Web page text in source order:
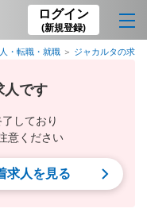
ログイン
(新規登録)
・転職・就職 ジャカルタの求人
人です
しており
意ください
求人を見る